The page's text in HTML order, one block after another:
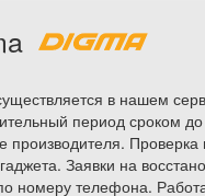
в нашем
период сроком
Проверка
Заявки на
номеру телефона.